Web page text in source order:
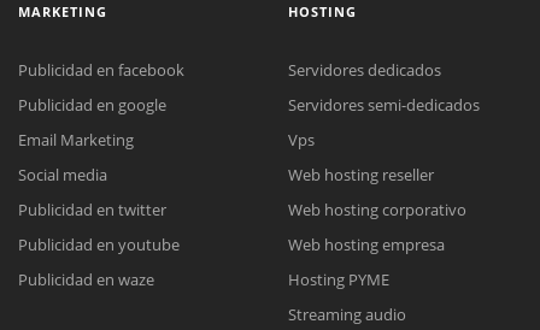
Reunión online
Meet para la reunión online.
Cotización
Chat Online
Todos nuestros ejecutivos están fuera de línea. Complete el formulario
MARKETING
Publicidad en facebook
Publicidad en google
Email Marketing
Social media
Publicidad en twitter
Publicidad en youtube
Publicidad en waze
HOSTING
Servidores dedicados
Servidores semi-dedicados
Vps
Web hosting reseller
Web hosting corporativo
Web hosting empresa
Hosting PYME
Streaming audio